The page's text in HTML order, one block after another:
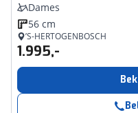
Dames
56 cm
’S-HERTOGENBOSCH
1.995,-